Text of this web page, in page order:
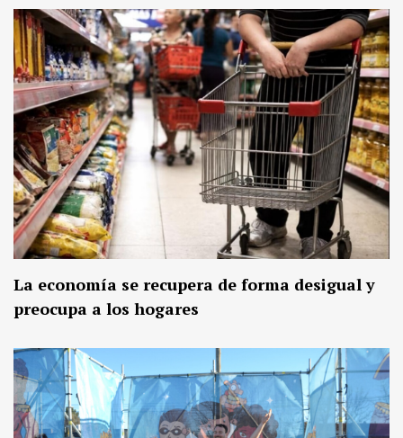
La economía se recupera de forma desigual y
preocupa a los hogares